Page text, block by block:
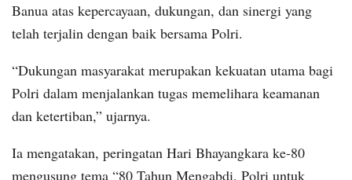
Banua atas kepercayaan, dukungan, dan sinergi yang
telah terjalin dengan baik bersama Polri.
“Dukungan masyarakat merupakan kekuatan utama bagi
Polri dalam menjalankan tugas memelihara keamanan
dan ketertiban,” ujarnya.
Ia mengatakan, peringatan Hari Bhayangkara ke-80
mengusung tema “80 Tahun Mengabdi, Polri untuk